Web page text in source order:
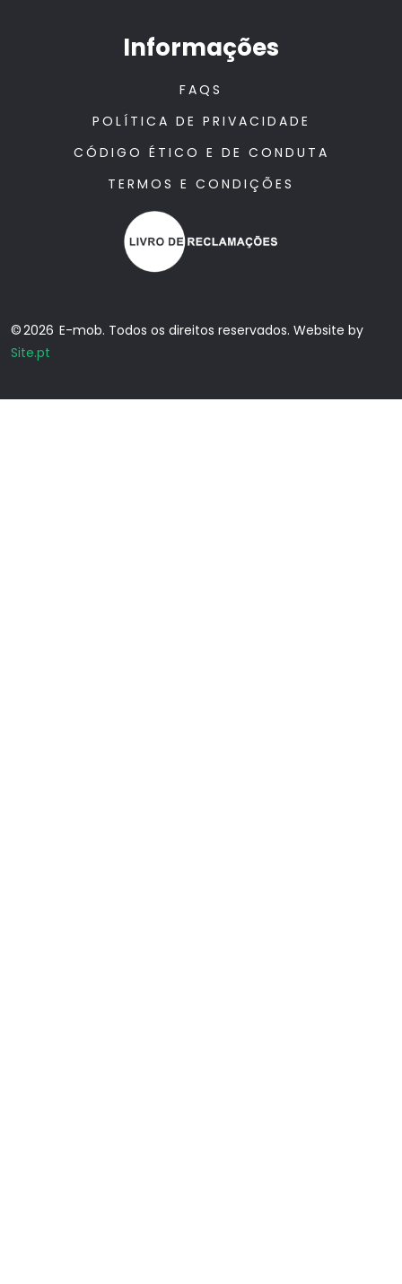
Informações
FAQS
POLÍTICA DE PRIVACIDADE
CÓDIGO ÉTICO E DE CONDUTA
TERMOS E CONDIÇÕES
© 2026 E-mob. Todos os direitos reservados. Website by
Site.pt